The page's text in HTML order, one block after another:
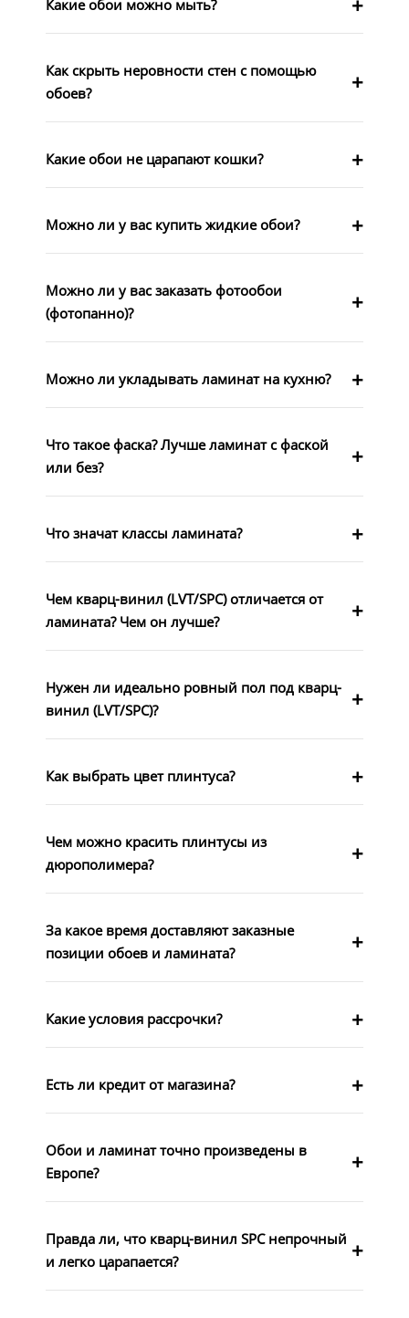
Какие обои можно мыть?
Как скрыть неровности стен с помощью
обоев?
Какие обои не царапают кошки?
Можно ли у вас купить жидкие обои?
Можно ли у вас заказать фотообои
(фотопанно)?
Можно ли укладывать ламинат на кухню?
Что такое фаска? Лучше ламинат с фаской
или без?
Что значат классы ламината?
Чем кварц-винил (LVT/SPC) отличается от
ламината? Чем он лучше?
Нужен ли идеально ровный пол под кварц-
винил (LVT/SPC)?
Как выбрать цвет плинтуса?
Чем можно красить плинтусы из
дюрополимера?
За какое время доставляют заказные
позиции обоев и ламината?
Какие условия рассрочки?
Есть ли кредит от магазина?
Обои и ламинат точно произведены в
Европе?
Правда ли, что кварц-винил SPC непрочный
и легко царапается?